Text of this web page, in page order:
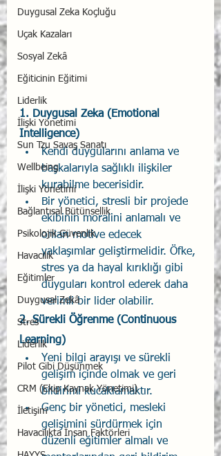
Duygusal Zeka Koçluğu
Uçak Kazaları
Sosyal Zekâ
Eğiticinin Eğitimi
Liderlik
İlişki Yönetimi
Sun Tzu Savaş Sanatı
Wellbeing
İlişki Yönetimi
Bağlantısal Bütünsellik
Psikolojik Güvenlik
Havacılık
Eğitimler
Duygusal Zekâ
Stres
Liderlik
Pilot Gibi Düşünmek
CRM (Ekip Kaynak Yönetimi)
İletişim
Havacılıkta İnsan Faktörleri
1. Duygusal Zeka (Emotional
Intelligence)
Kendi duygularını anlama ve
başkalarıyla sağlıklı ilişkiler
kurabilme becerisidir.
Bir yönetici, stresli bir projede
ekibinin moralini anlamalı ve
onları motive edecek
yaklaşımlar geliştirmelidir. Öfke,
stres ya da hayal kırıklığı gibi
duyguları kontrol ederek daha
verimli bir lider olabilir.
2. Sürekli Öğrenme (Continuous
Learning)
Yeni bilgi arayışı ve sürekli
gelişim içinde olmak ve geri
bildirimi kucaklamaktır.
Genç bir yönetici, mesleki
gelişimini sürdürmek için
düzenli eğitimler almalı ve